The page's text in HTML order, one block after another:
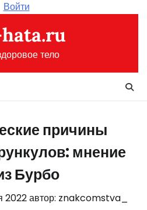
Войти
тело
причины
мнение
Бурбо
2022автор: znakcomstva_